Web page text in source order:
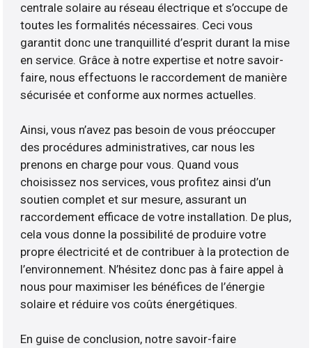
centrale solaire au réseau électrique et s’occupe de
toutes les formalités nécessaires. Ceci vous
garantit donc une tranquillité d’esprit durant la mise
en service. Grâce à notre expertise et notre savoir-
faire, nous effectuons le raccordement de manière
sécurisée et conforme aux normes actuelles.
Ainsi, vous n’avez pas besoin de vous préoccuper
des procédures administratives, car nous les
prenons en charge pour vous. Quand vous
choisissez nos services, vous profitez ainsi d’un
soutien complet et sur mesure, assurant un
raccordement efficace de votre installation. De plus,
cela vous donne la possibilité de produire votre
propre électricité et de contribuer à la protection de
l’environnement. N’hésitez donc pas à faire appel à
nous pour maximiser les bénéfices de l’énergie
solaire et réduire vos coûts énergétiques.
En guise de conclusion, notre savoir-faire